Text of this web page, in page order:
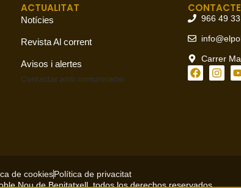
ACTUALITAT
Notícies
Revista Al corrent
Avisos i alertes
Contactar amb comunicació
CONTACTE
966 49
Carrer
de cookiesPolítica de privacitat
Nou de Benitatxell, todos los derechos reservados